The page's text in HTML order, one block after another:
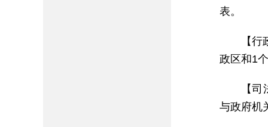
表。
【
政区和1
【
与政府机